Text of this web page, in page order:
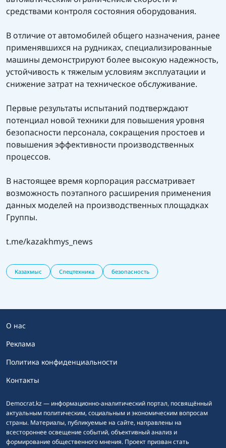
средствами контроля состояния оборудования.
В отличие от автомобилей общего назначения, ранее
применявшихся на рудниках, специализированные
машины демонстрируют более высокую надежность,
устойчивость к тяжелым условиям эксплуатации и
снижение затрат на техническое обслуживание.
Первые результаты испытаний подтверждают
потенциал новой техники для повышения уровня
безопасности персонала, сокращения простоев и
повышения эффективности производственных
процессов.
В настоящее время корпорация рассматривает
возможность поэтапного расширения применения
данных моделей на производственных площадках
Группы.
t.me/kazakhmys_news
Казахмыс Спецтехника безопасность
Democrat.kz — информационно-аналитический портал, посвящённый
актуальным политическим, социальным и экономическим вопросам
страны. Материалы, публикуемые на сайте, направлены на
всестороннее освещение событий, объективный анализ и
формирование общественного мнения. Проект призван стать
О нас
Реклама
Политика конфиденциальности
Контакты